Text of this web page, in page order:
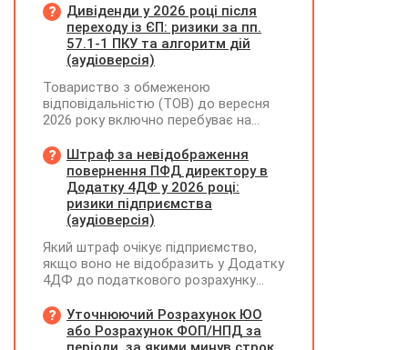
карткового рахунку працівника та
підтвердження таких операцій
первинними документами, належать
до компетенції Мінфіну
Дивіденди у 2026 році після
переходу із ЄП: ризики за пп.
57.1-1 ПКУ та алгоритм дій
(аудіоверсія)
Товариство з обмеженою
відповідальністю (ТОВ) до вересня
2026 року включно перебуває на
(єдиний податок, 3 група, ставка 5%,
неплатник ПДВ). З 1 жовтня 2026
року підприємство переходить на
загальну систему оподаткування
(стає платником податку на
діяльності у періоді 2024–2025 років
(під час перебування на спрощеній
системі) підприємство отримало
нерозподіленого прибутку в балансі
становить 18 млн грн. Наприкінці
Штраф за невідображення
повернення ПФД директору в
Додатку 4ДФ у 2026 році:
ризики підприємства
(аудіоверсія)
Який штраф очікує підприємство,
якщо воно не відобразить у Додатку
4ДФ до податкового розрахунку
допомоги (ПФД) директору?
Уточнюючий Розрахунок ЮО
або Розрахунок ФОП/НПД за